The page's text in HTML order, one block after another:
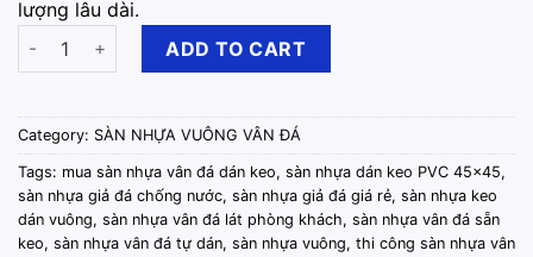
lượng lâu dài.
Sàn Nhựa Vuông Vân Đá Sẵn Keo quantity
ADD TO CART
Category: SÀN NHỰA VUÔNG VÂN ĐÁ
Tags: mua sàn nhựa vân đá dán keo, sàn nhựa dán keo PVC 45x45,
sàn nhựa giả đá chống nước, sàn nhựa giả đá giá rẻ, sàn nhựa keo
dán vuông, sàn nhựa vân đá lát phòng khách, sàn nhựa vân đá sẵn
keo, sàn nhựa vân đá tự dán, sàn nhựa vuông, thi công sàn nhựa vân